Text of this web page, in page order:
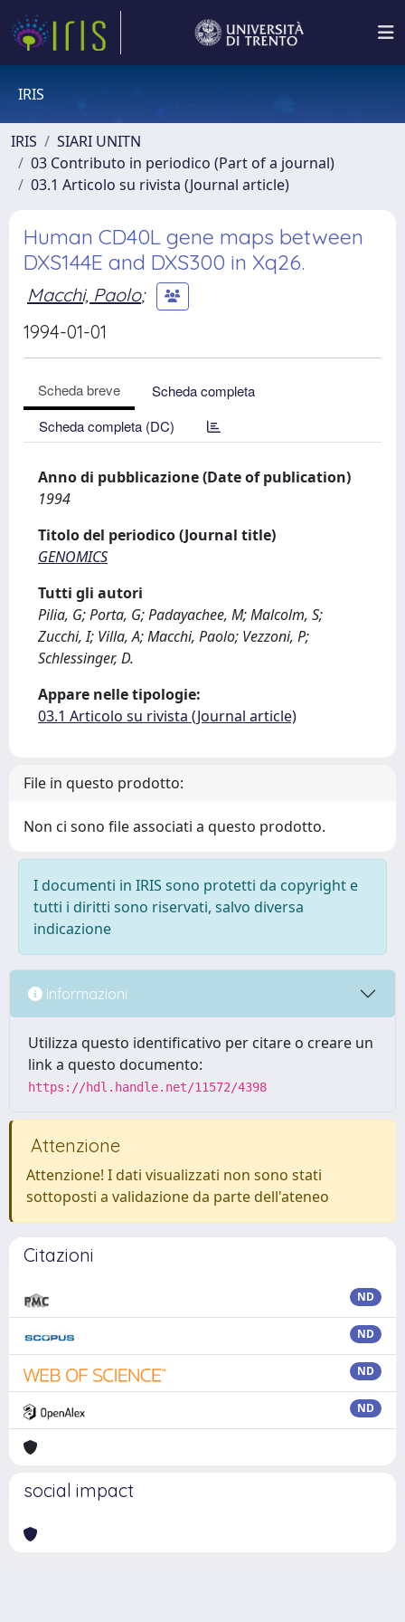
IRIS
IRIS
SIARI UNITN
03 Contributo in periodico (Part of a journal)
03.1 Articolo su rivista (Journal article)
Human CD40L gene maps between
DXS144E and DXS300 in Xq26.
Macchi, Paolo;
1994-01-01
Scheda breve
Scheda completa
Scheda completa (DC)
Anno di pubblicazione (Date of publication)
1994
Titolo del periodico (Journal title)
GENOMICS
Tutti gli autori
Pilia, G; Porta, G; Padayachee, M; Malcolm, S;
Zucchi, I; Villa, A; Macchi, Paolo; Vezzoni, P;
Schlessinger, D.
Appare nelle tipologie:
03.1 Articolo su rivista (Journal article)
File in questo prodotto:
Non ci sono file associati a questo prodotto.
I documenti in IRIS sono protetti da copyright e
tutti i diritti sono riservati, salvo diversa
indicazione
Informazioni
Utilizza questo identificativo per citare o creare un
link a questo documento:
https://hdl.handle.net/11572/4398
Attenzione
Attenzione! I dati visualizzati non sono stati
sottoposti a validazione da parte dell'ateneo
Citazioni
ND
ND
ND
ND
social impact